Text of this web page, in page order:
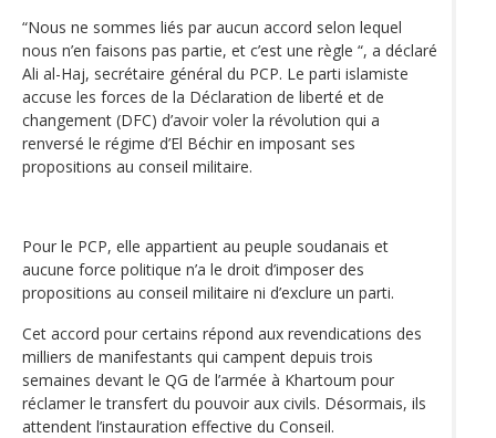
“Nous ne sommes liés par aucun accord selon lequel
nous n’en faisons pas partie, et c’est une règle “, a déclaré
Ali al-Haj, secrétaire général du PCP. Le parti islamiste
accuse les forces de la Déclaration de liberté et de
changement (DFC) d’avoir voler la révolution qui a
renversé le régime d’El Béchir en imposant ses
propositions au conseil militaire.
Pour le PCP, elle appartient au peuple soudanais et
aucune force politique n’a le droit d’imposer des
propositions au conseil militaire ni d’exclure un parti.
Cet accord pour certains répond aux revendications des
milliers de manifestants qui campent depuis trois
semaines devant le QG de l’armée à Khartoum pour
réclamer le transfert du pouvoir aux civils. Désormais, ils
attendent l’instauration effective du Conseil.